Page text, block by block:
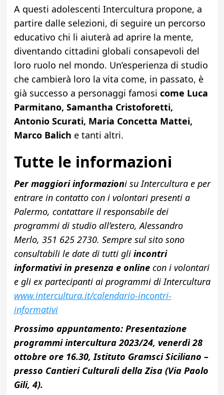
A questi adolescenti Intercultura propone, a
partire dalle selezioni, di seguire un percorso
educativo chi li aiuterà ad aprire la mente,
diventando cittadini globali consapevoli del
loro ruolo nel mondo. Un’esperienza di studio
che cambierà loro la vita come, in passato, è
già successo a personaggi famosi come Luca
Parmitano, Samantha Cristoforetti,
Antonio Scurati, Maria Concetta Mattei,
Marco Balich e tanti altri.
Tutte le informazioni
Per maggiori informazioni su Intercultura e per
entrare in contatto con i volontari presenti a
Palermo, contattare il responsabile dei
programmi di studio all’estero,Alessandro
Merlo, 351 625 2730. Sempre sul sito sono
consultabili le date di tutti gli incontri
informativi in presenza e onlinecon i volontari
e gli ex partecipanti ai programmi di Intercultura
www.intercultura.it/calendario-incontri-
informativi
Prossimo appuntamento: Presentazione
programmi intercultura 2023/24, venerdì 28
ottobre ore 16.30, Istituto Gramsci Siciliano –
presso Cantieri Culturali della Zisa (Via Paolo
Gili, 4).